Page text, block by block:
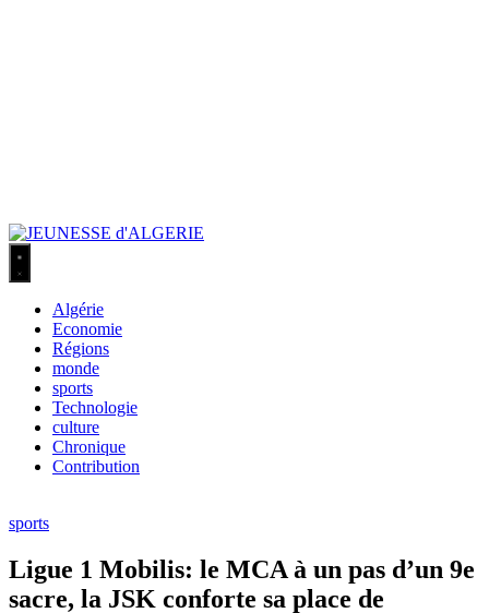
Algérie
Economie
Régions
monde
sports
Technologie
culture
Chronique
Contribution
sports
Ligue 1 Mobilis: le MCA à un pas d’un 9e
sacre, la JSK conforte sa place de